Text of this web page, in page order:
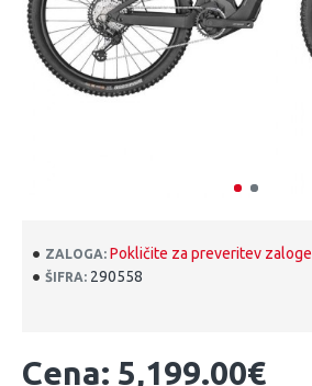
ZALOGA: Pokličite za preveritev zaloge
ŠIFRA: 290558
Cena: 5,199.00€